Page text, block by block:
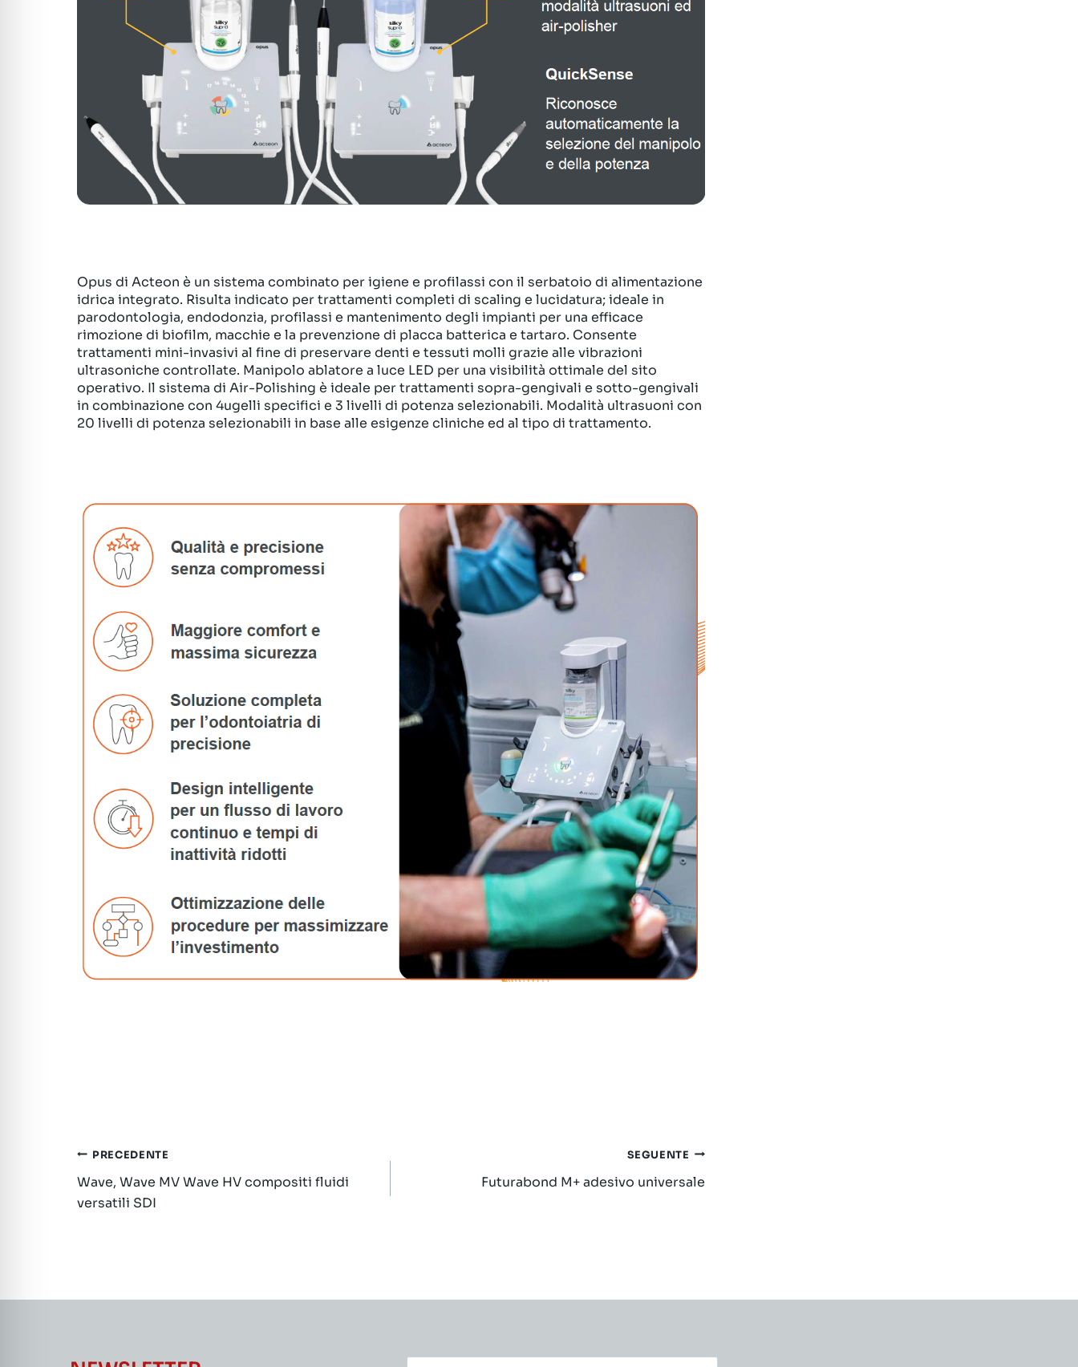
Opus di Acteon è un sistema combinato per igiene e profilassi con il serbatoio di alimentazione
idrica integrato. Risulta indicato per trattamenti completi di scaling e lucidatura; ideale in
parodontologia, endodonzia, profilassi e mantenimento degli impianti per una efficace
rimozione di biofilm, macchie e la prevenzione di placca batterica e tartaro. Consente
trattamenti mini-invasivi al fine di preservare denti e tessuti molli grazie alle vibrazioni
ultrasoniche controllate. Manipolo ablatore a luce LED per una visibilità ottimale del sito
operativo. Il sistema di Air-Polishing è ideale per trattamenti sopra-gengivali e sotto-gengivali
in combinazione con 4ugelli specifici e 3 livelli di potenza selezionabili. Modalità ultrasuoni con
20 livelli di potenza selezionabili in base alle esigenze cliniche ed al tipo di trattamento.
Navigazione
articoli
PRECEDENTE
Wave, Wave MV Wave HV compositi fluidi
versatili SDI
SEGUENTE
Futurabond M+ adesivo universale